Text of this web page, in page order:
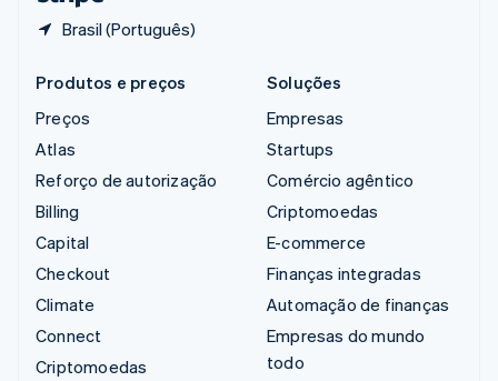
Brasil (Português)
Produtos e preços
Preços
Atlas
Reforço de autorização
Billing
Capital
Checkout
Climate
Connect
Criptomoedas
Soluções
Empresas
Startups
Comércio agêntico
Criptomoedas
E-commerce
Finanças integradas
Automação de finanças
Empresas do mundo
todo